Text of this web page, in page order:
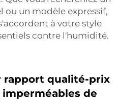
ou un modèle expressif,
à votre style
contre l'humidité.
rapport qualité-prix
imperméables de